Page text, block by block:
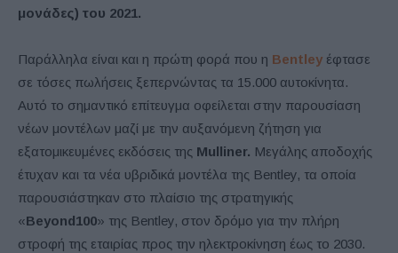
μονάδες) του 2021.
Παράλληλα είναι και η πρώτη φορά που η Bentley έφτασε
σε τόσες πωλήσεις ξεπερνώντας τα 15.000 αυτοκίνητα.
Αυτό το σημαντικό επίτευγμα οφείλεται στην παρουσίαση
νέων μοντέλων μαζί με την αυξανόμενη ζήτηση για
εξατομικευμένες εκδόσεις της Mulliner. Μεγάλης αποδοχής
έτυχαν και τα νέα υβριδικά μοντέλα της Bentley, τα οποία
παρουσιάστηκαν στο πλαίσιο της στρατηγικής
«Beyond100» της Bentley, στον δρόμο για την πλήρη
στροφή της εταιρίας προς την ηλεκτροκίνηση έως το 2030.